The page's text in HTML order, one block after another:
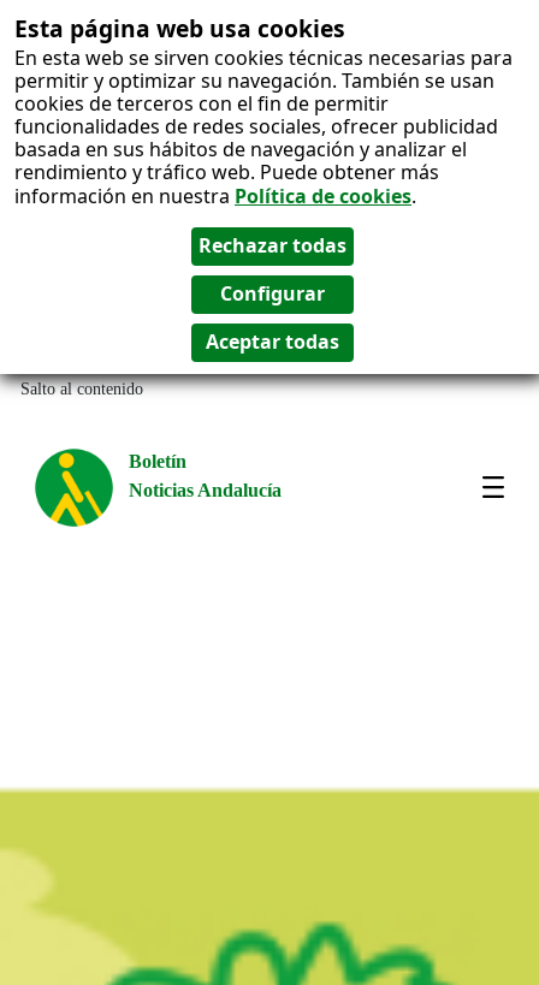
Esta página web usa cookies
En esta web se sirven cookies técnicas necesarias para
permitir y optimizar su navegación. También se usan
cookies de terceros con el fin de permitir
funcionalidades de redes sociales, ofrecer publicidad
basada en sus hábitos de navegación y analizar el
rendimiento y tráfico web. Puede obtener más
información en nuestra Política de cookies.
Salto al contenido
Boletín
Noticias Andalucía